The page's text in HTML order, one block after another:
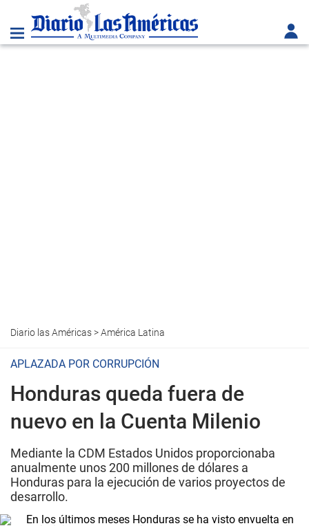
Diario las Américas>América Latina
APLAZADA POR CORRUPCIÓN
Honduras queda fuera de
nuevo en la Cuenta Milenio
Mediante la CDM Estados Unidos proporcionaba
anualmente unos 200 millones de dólares a
Honduras para la ejecución de varios proyectos de
desarrollo.